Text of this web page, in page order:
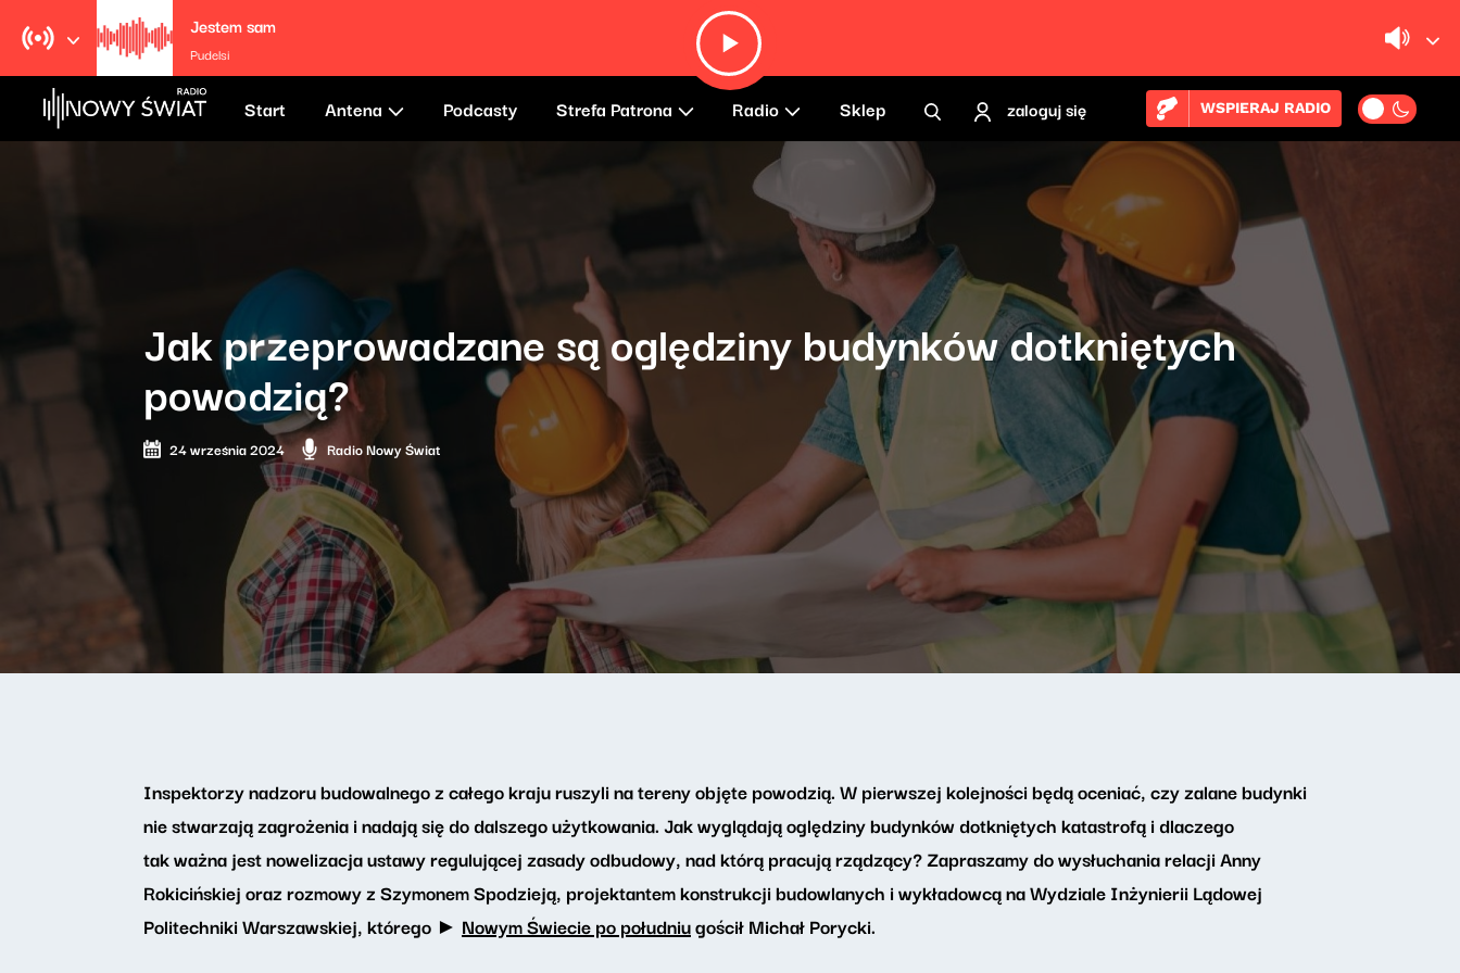
Jestem sam
Pudelsi
Start Antena Podcasty Strefa Patrona Radio Sklep zaloguj się WSPIERAJ RADIO
Jak przeprowadzane są oględziny budynków dotkniętych
powodzią?
24 września 2024 Radio Nowy Świat
Inspektorzy nadzoru budowalnego z całego kraju ruszyli na tereny objęte powodzią. W pierwszej kolejności będą oceniać, czy zalane budynki
nie stwarzają zagrożenia i nadają się do dalszego użytkowania. Jak wyglądają oględziny budynków dotkniętych katastrofą i dlaczego
tak ważna jest nowelizacja ustawy regulującej zasady odbudowy, nad którą pracują rządzący? Zapraszamy do wysłuchania relacji Anny
Rokicińskiej oraz rozmowy z Szymonem Spodzieją, projektantem konstrukcji budowlanych i wykładowcą na Wydziale Inżynierii Lądowej
Politechniki Warszawskiej, którego ► Nowym Świecie po południugościł Michał Porycki.